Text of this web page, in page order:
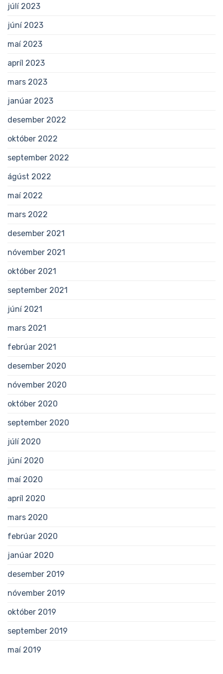
júlí 2023
júní 2023
maí 2023
apríl 2023
mars 2023
janúar 2023
desember 2022
október 2022
september 2022
ágúst 2022
maí 2022
mars 2022
desember 2021
nóvember 2021
október 2021
september 2021
júní 2021
mars 2021
febrúar 2021
desember 2020
nóvember 2020
október 2020
september 2020
júlí 2020
júní 2020
maí 2020
apríl 2020
mars 2020
febrúar 2020
janúar 2020
desember 2019
nóvember 2019
október 2019
september 2019
maí 2019